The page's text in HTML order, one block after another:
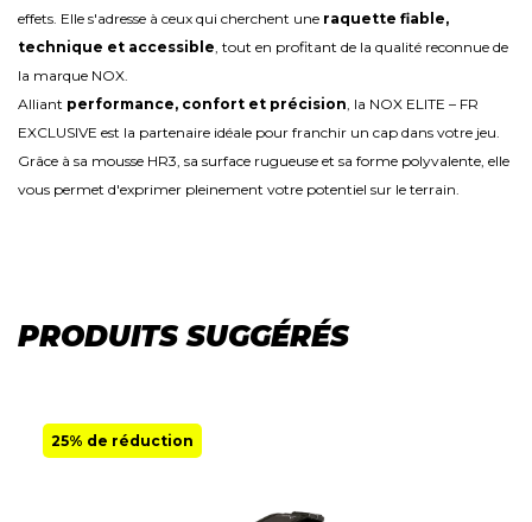
effets. Elle s'adresse à ceux qui cherchent une raquette fiable,
technique et accessible, tout en profitant de la qualité reconnue de
la marque NOX.
Alliant performance, confort et précision, la NOX ELITE – FR
EXCLUSIVE est la partenaire idéale pour franchir un cap dans votre jeu.
Grâce à sa mousse HR3, sa surface rugueuse et sa forme polyvalente, elle
vous permet d'exprimer pleinement votre potentiel sur le terrain.
PRODUITS SUGGÉRÉS
25% de réduction